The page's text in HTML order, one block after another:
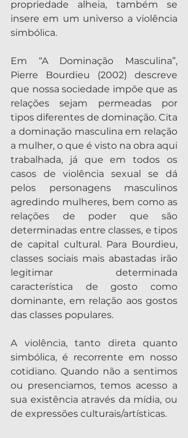
propriedade alheia, também se
insere em um universo a violência
simbólica.
Em “A Dominação Masculina”,
Pierre Bourdieu (2002) descreve
que nossa sociedade impõe que as
relações sejam permeadas por
tipos diferentes de dominação. Cita
a dominação masculina em relação
a mulher, o que é visto na obra aqui
trabalhada, já que em todos os
casos de violência sexual se dá
pelos personagens masculinos
agredindo mulheres, bem como as
relações de poder que são
determinadas entre classes, e tipos
de capital cultural. Para Bourdieu,
classes sociais mais abastadas irão
legitimar determinada
característica de gosto como
dominante, em relação aos gostos
das classes populares.
A violência, tanto direta quanto
simbólica, é recorrente em nosso
cotidiano. Quando não a sentimos
ou presenciamos, temos acesso a
sua existência através da mídia, ou
de expressões culturais/artísticas.